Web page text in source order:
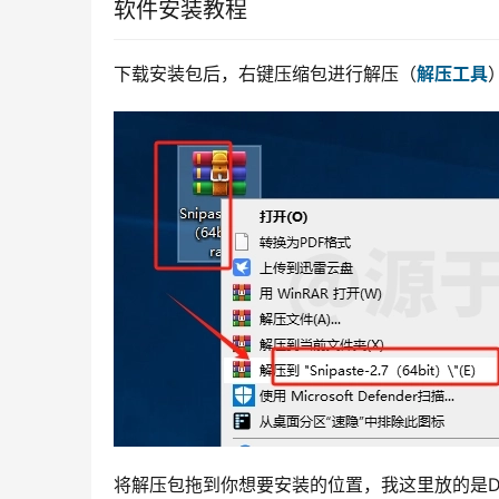
软件安装教程
下载安装包后，右键压缩包进行解压（解压工具
将解压包拖到你想要安装的位置，我这里放的是